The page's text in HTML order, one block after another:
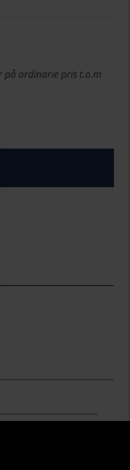
på ordinarie pris t.o.m